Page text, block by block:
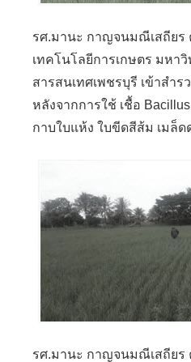
รศ.มานะ กาญจนมณีเสถียร
เทคโนโลยีการเกษตร มหา
สารสนเทศเพชรบุรี เข้าสำ
หลังจากการใช้ เชื้อ
กาบใบแห้ง ใบขีดสีส้ม เมล็ด
รศ.มานะ กาญจนมณีเสถียร